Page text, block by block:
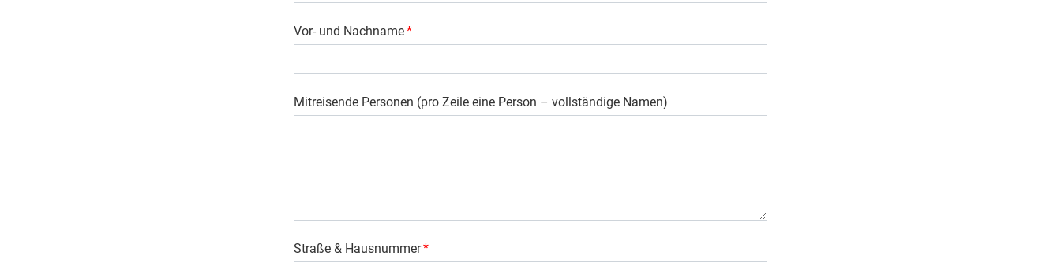
Vor- und Nachname*
Mitreisende Personen (pro Zeile eine Person – vollständige Namen)
Straße & Hausnummer*